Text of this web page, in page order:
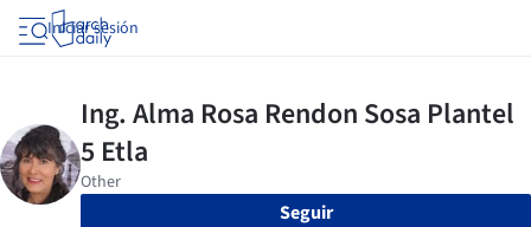
Iniciar sesión
Seguir